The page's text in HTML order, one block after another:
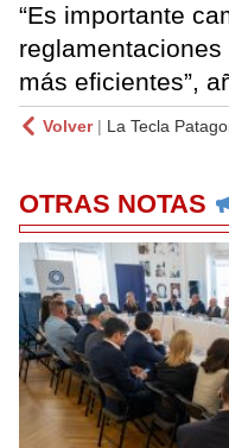
“Es importante
más eficientes”,
Volver| La Tecla
OTRAS NOTAS